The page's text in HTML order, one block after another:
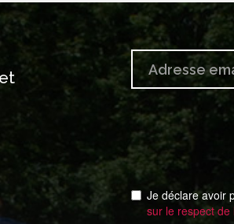
Je déclare avoir
sur le respect de